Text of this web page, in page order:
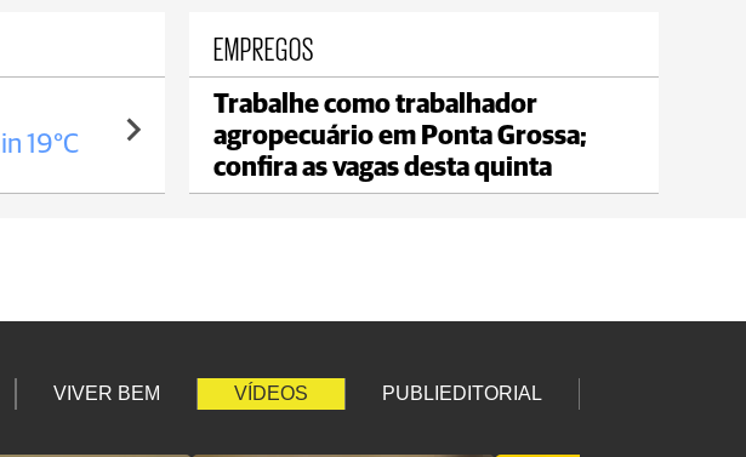
18°C
Jaguariaíva
max 21°C min 20°C
EMPREGOS
Trabalhe como trabalhador
agropecuário em Ponta Grossa;
confira as vagas desta quinta
VIVER BEM VÍDEOS PUBLIEDITORIAL